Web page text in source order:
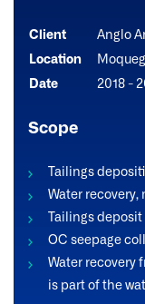
Client
Anglo
Location
Date
2018 -
Scope
Tailings
Water
Tailings deposit
OC seepage
Water recovery
is part of the